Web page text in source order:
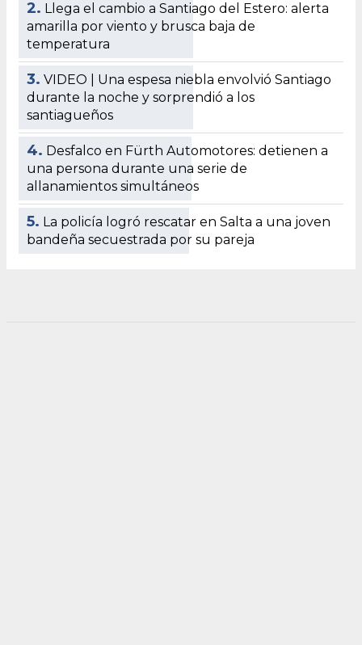
2. Llega el cambio a Santiago del Estero: alerta
amarilla por viento y brusca baja de
temperatura
3. VIDEO | Una espesa niebla envolvió Santiago
durante la noche y sorprendió a los
santiagueños
4. Desfalco en Fürth Automotores: detienen a
una persona durante una serie de
allanamientos simultáneos
5. La policía logró rescatar en Salta a una joven
bandeña secuestrada por su pareja